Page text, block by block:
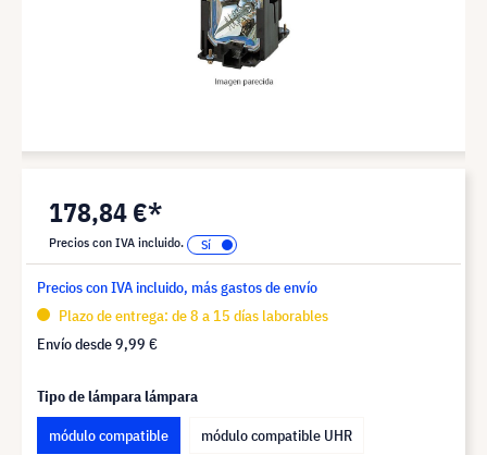
178,84 €*
Precios con IVA incluido.
Precios con IVA incluido, más gastos de envío
Plazo de entrega: de 8 a 15 días laborables
Envío desde9,99 €
Tipo de lámpara lámpara
módulo compatible
módulo compatible UHR